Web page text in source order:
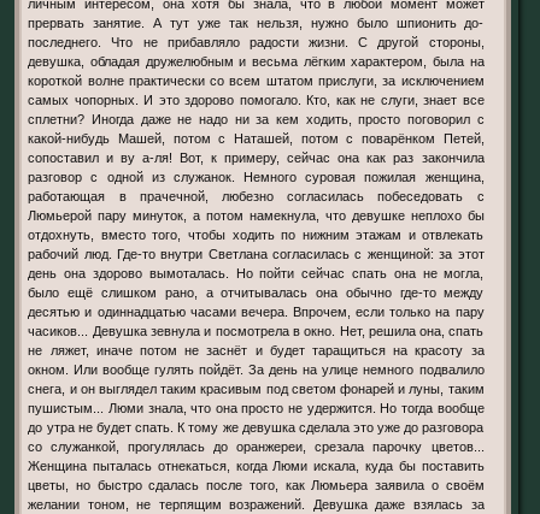
личным интересом, она хотя бы знала, что в любой момент может
прервать занятие. А тут уже так нельзя, нужно было шпионить до-
последнего. Что не прибавляло радости жизни. С другой стороны,
девушка, обладая дружелюбным и весьма лёгким характером, была на
короткой волне практически со всем штатом прислуги, за исключением
самых чопорных. И это здорово помогало. Кто, как не слуги, знает все
сплетни? Иногда даже не надо ни за кем ходить, просто поговорил с
какой-нибудь Машей, потом с Наташей, потом с поварёнком Петей,
сопоставил и ву а-ля! Вот, к примеру, сейчас она как раз закончила
разговор с одной из служанок. Немного суровая пожилая женщина,
работающая в прачечной, любезно согласилась побеседовать с
Люмьерой пару минуток, а потом намекнула, что девушке неплохо бы
отдохнуть, вместо того, чтобы ходить по нижним этажам и отвлекать
рабочий люд. Где-то внутри Светлана согласилась с женщиной: за этот
день она здорово вымоталась. Но пойти сейчас спать она не могла,
было ещё слишком рано, а отчитывалась она обычно где-то между
десятью и одиннадцатью часами вечера. Впрочем, если только на пару
часиков... Девушка зевнула и посмотрела в окно. Нет, решила она, спать
не ляжет, иначе потом не заснёт и будет таращиться на красоту за
окном. Или вообще гулять пойдёт. За день на улице немного подвалило
снега, и он выглядел таким красивым под светом фонарей и луны, таким
пушистым... Люми знала, что она просто не удержится. Но тогда вообще
до утра не будет спать. К тому же девушка сделала это уже до разговора
со служанкой, прогулялась до оранжереи, срезала парочку цветов...
Женщина пыталась отнекаться, когда Люми искала, куда бы поставить
цветы, но быстро сдалась после того, как Люмьера заявила о своём
желании тоном, не терпящим возражений. Девушка даже взялась за